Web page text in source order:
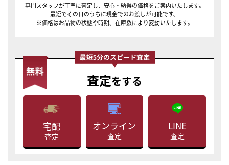
専門スタッフが丁寧に査定し、安心・納得の価格をご案内いたします。
最短でその日のうちに現金でのお渡しが可能です。
※価格はお品物の状態や時期、在庫数により変動いたします。
査定をする
宅配
査定
オンライン
査定
LINE
査定